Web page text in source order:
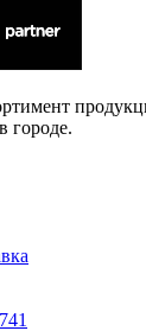
городе.